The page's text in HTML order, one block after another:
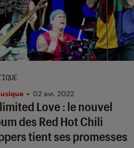
Love: le nouvel
des Red Hot Chili
tient ses promesses
• 02 avr. 2022